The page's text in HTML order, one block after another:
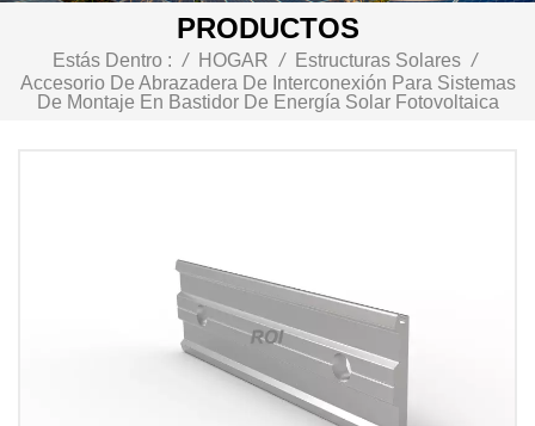
PRODUCTOS
Estás Dentro : / HOGAR / Estructuras Solares /
Accesorio De Abrazadera De Interconexión Para Sistemas
De Montaje En Bastidor De Energía Solar Fotovoltaica